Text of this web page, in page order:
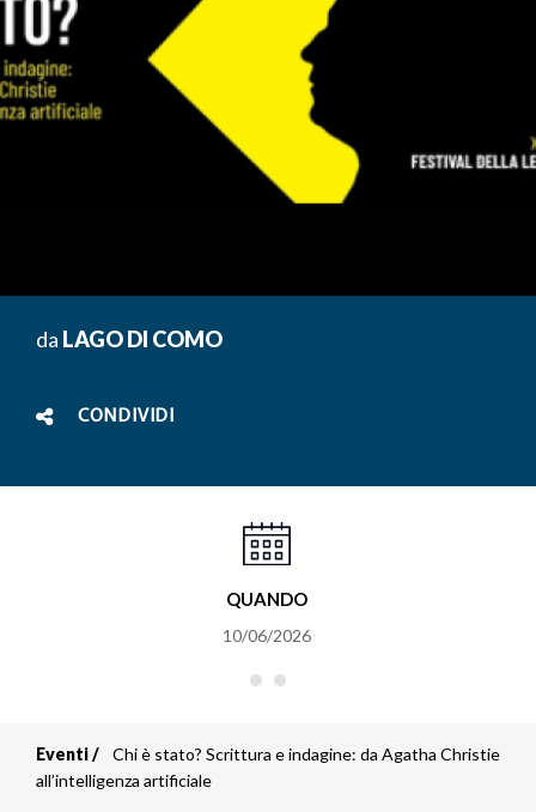
da LAGO DI COMO
CONDIVIDI
QUANDO
10/06/2026
Briciole
Eventi
Chi è stato? Scrittura e indagine: da Agatha Christie
all’intelligenza artificiale